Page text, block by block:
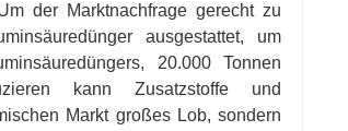
der Marktnachfrage gerecht zu
ausgestattet, um
20.000 Tonnen
kann Zusatzstoffe und
Markt großes Lob, sondern